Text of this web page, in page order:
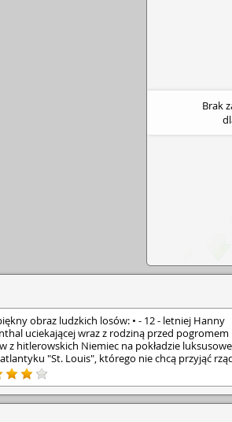
Brak
obraz ludzkich losów: • - 12 - letniej Hanny
uciekającej wraz z rodziną przed pogromem
z hitlerowskich Niemiec na pokładzie
"St. Louis", którego nie chcą przyjąć
Kanady i USA ; • - 12 - letniej Anny, mieszkanki
Jorku, wychowywanej przez matkę, ale ciągle
o rozmowie z niepoznanym ojcem, który
do pracy w zamachu na World Trade Center. •